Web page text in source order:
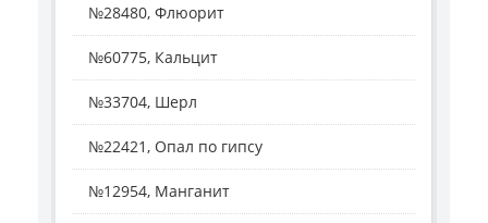
№28480, Флюорит
№60775, Кальцит
№33704, Шерл
№22421, Опал по гипсу
№12954, Манганит